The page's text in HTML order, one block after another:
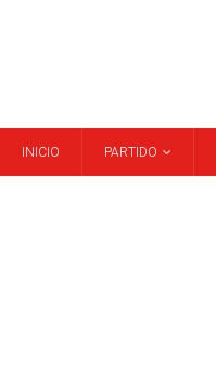
INICIO PARTIDO